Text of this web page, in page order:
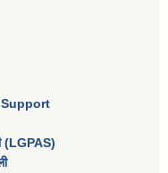
(LGPAS)